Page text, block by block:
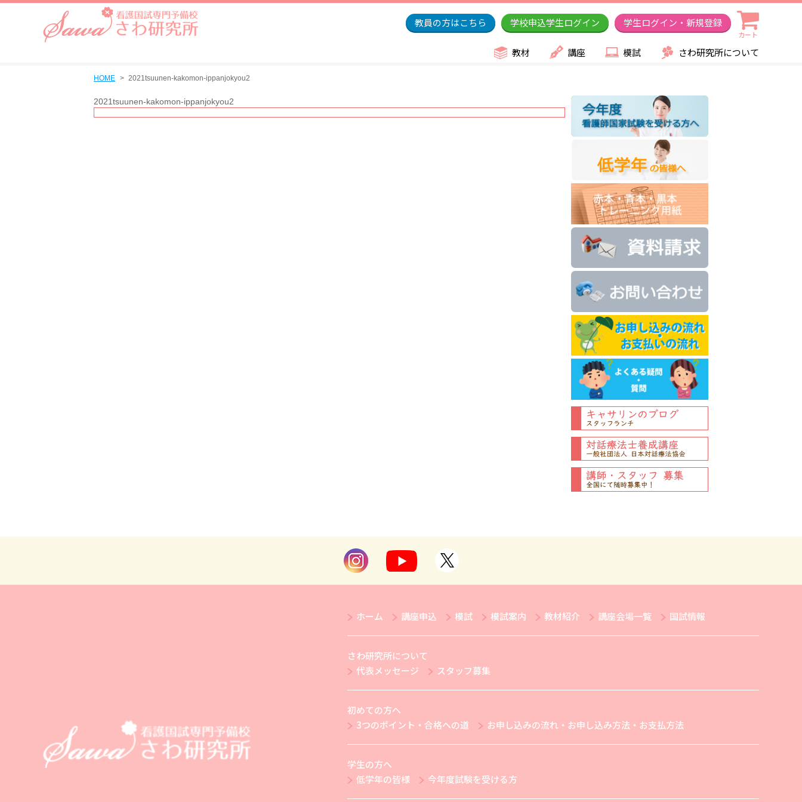
教員の方はこちら 学校申込学生ログイン 学生ログイン・新規登録
カート
教材 講座 模試 さわ研究所について
HOME 2021tsuunen-kakomon-ippanjokyou2
2021tsuunen-kakomon-ippanjokyou2
ホーム 講座申込 模試 模試案内 教材紹介 講座会場一覧 国試情報
さわ研究所について
代表メッセージ
スタッフ募集
初めての方へ
3つのポイント・合格への道
お申し込みの流れ・お申し込み方法・お支払方法
学生の方へ
低学年の皆様
今年度試験を受ける方